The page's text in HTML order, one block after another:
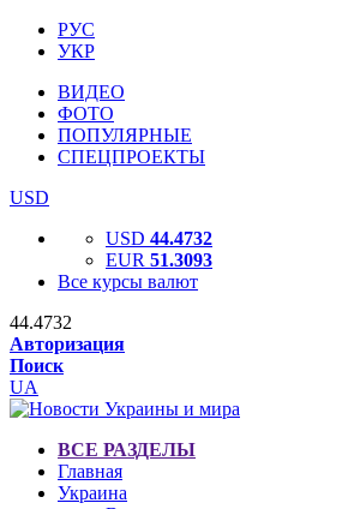
РУС
УКР
ВИДЕО
ФОТО
ПОПУЛЯРНЫЕ
СПЕЦПРОЕКТЫ
USD
USD 44.4732
EUR 51.3093
Все курсы валют
44.4732
Авторизация
Поиск
UA
ВСЕ РАЗДЕЛЫ
Главная
Украина